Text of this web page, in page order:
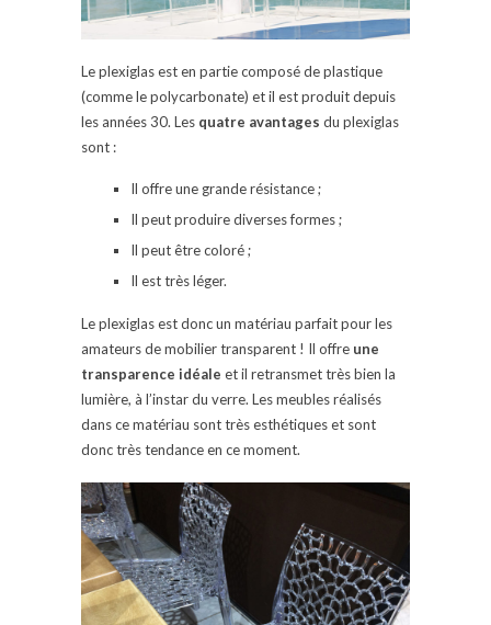
Le plexiglas est en partie composé de plastique
(comme le polycarbonate) et il est produit depuis
les années 30. Les quatre avantages du plexiglas
sont :
Il offre une grande résistance ;
Il peut produire diverses formes ;
Il peut être coloré ;
Il est très léger.
Le plexiglas est donc un matériau parfait pour les
amateurs de mobilier transparent ! Il offre une
transparence idéale et il retransmet très bien la
lumière, à l’instar du verre. Les meubles réalisés
dans ce matériau sont très esthétiques et sont
donc très tendance en ce moment.